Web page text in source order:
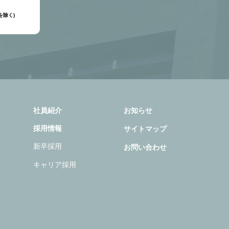
除く)
社員紹介
採用情報
新卒採用
キャリア採用
お知らせ
サイトマップ
お問い合わせ